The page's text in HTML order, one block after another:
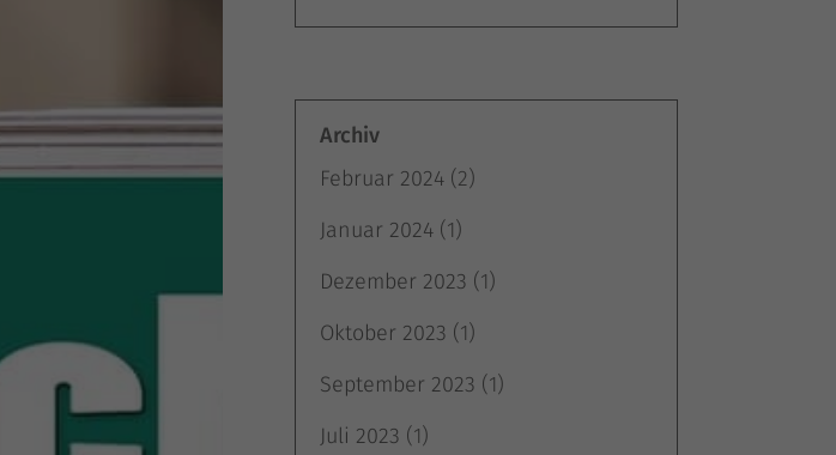
Archiv
Februar 2024(2)
Januar 2024(1)
Dezember 2023 (1)
Oktober 2023 (1)
September 2023 (1)
Juli 2023 (1)